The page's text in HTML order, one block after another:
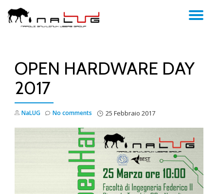
Skip
OPEN HARDWARE DAY
2017
NaLUG 25 Febbraio 2017
No comments